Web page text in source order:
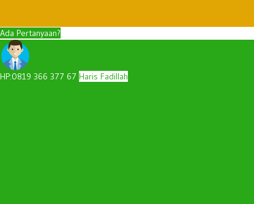
Ada Pertanyaan?
HP:0819 366 377 67 Haris Fadillah